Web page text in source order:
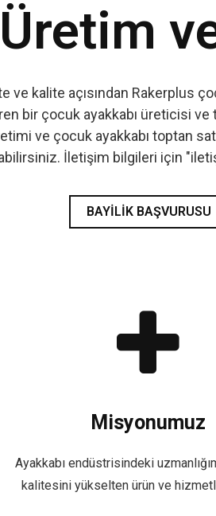
ve kalite açısından Rakerplus
bir çocuk ayakkabı üreticisi ve
ve çocuk ayakkabı toptan
İletişim bilgileri için
BAYILIK BAŞVURUSU
Misyonumuz
Ayakkabı endüstrisindeki
kalitesini yükselten ürün ve